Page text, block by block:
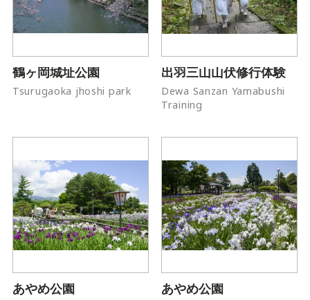
鶴ヶ岡城址公園
Tsurugaoka jhoshi park
出羽三山山伏修行体験
Dewa Sanzan Yamabushi
Training
あやめ公園 あやめ公園